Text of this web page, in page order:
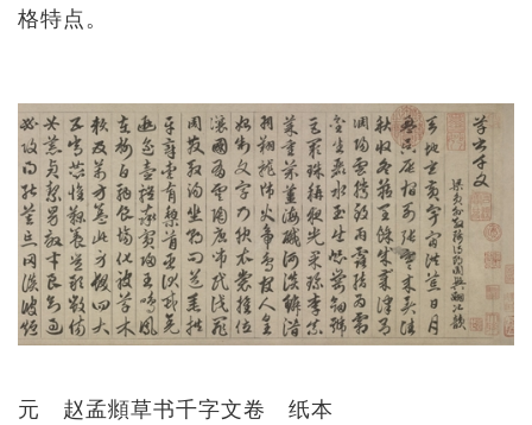
格特点。
元 赵孟頫草书千字文卷 纸本